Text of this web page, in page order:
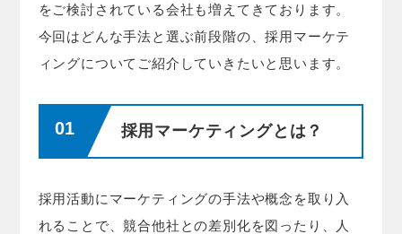
をご検討されている会社も増えてきております。
今回はどんな手法と選ぶ前段階の、採用マーケテ
ィングについてご紹介していきたいと思います。
採用マーケティングとは？
採用活動にマーケティングの手法や概念を取り入
れることで、競合他社との差別化を図ったり、人